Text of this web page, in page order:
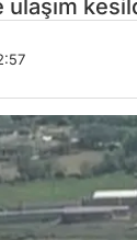
ulaşım